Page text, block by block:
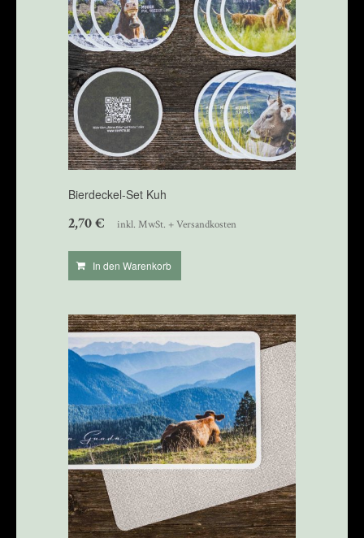
Bierdeckel-Set Kuh
2,70€ inkl. MwSt. + Versandkosten
In den Warenkorb